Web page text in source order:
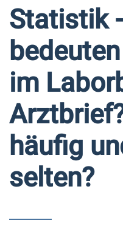
Statistik
im
häufig
selten?